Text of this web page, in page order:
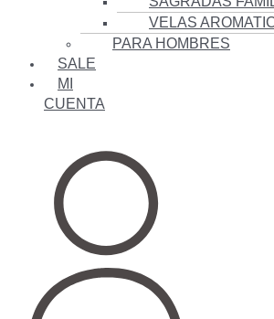
VELAS
PARA HOMBRES
SALE
MI
CUENTA